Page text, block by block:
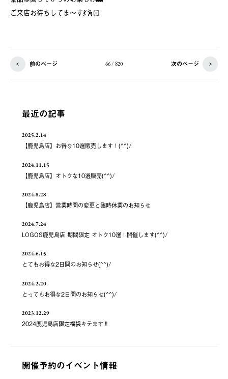
ご来店お待ちしてま〜す💃🕺🏻
前のページ 66 / 820 次のページ
最近の記事
2025.2.14
【鹿児島店】お得な10選販売します！(^^)/
2024.11.15
【鹿児島店】オトクな10選販売(^^)/
2024.8.28
【鹿児島店】営業時間の変更と臨時休業のお知らせ
2024.7.24
LOGOS鹿児島店 期間限定 オトク10選！開催します(^^)/
2024.6.15
とてもお得な2日間のお知らせ(^^)/
2024.2.20
とってもお得な2日間のお知らせ(^^)/
2023.12.29
2024鹿児島店限定福袋キテます‼️
開催予約のイベント情報